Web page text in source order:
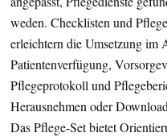
weden. Checklisten und
erleichtern die Umsetzung im
Patientenverfügung,
Pflegeprotokoll und
Herausnehmen oder
Das Pflege-Set bietet